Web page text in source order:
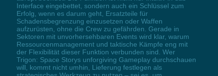
Interface eingebettet, sondern auch ein Schlüssel zum
Erfolg, wenn es darum geht, Ersatzteile für
Schadensbegrenzung einzusetzen oder Waffen
aufzurüsten, ohne die Crew zu gefährden. Gerade in
Sektoren mit unvorhersehbaren Events wird klar, warum
Ressourcenmanagement und taktische Kämpfe eng mit
der Flexibilität dieser Funktion verbunden sind. Wer
Trigon: Space Storys unforgiving Gameplay durchschauen
will, kommt nicht umhin, Lieferung festlegen als